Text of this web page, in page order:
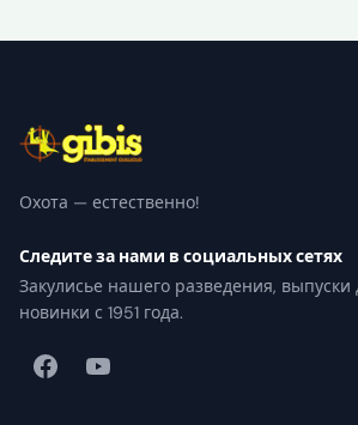
Охота — естественно!
Следите за нами в социальных сетях
Закулисье нашего разведения, выпуски
новинки с 1951 года.